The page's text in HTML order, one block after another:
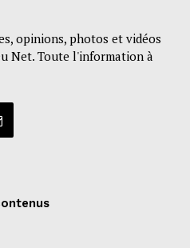
opinions, photos et vidéos
Net. Toute l'information à